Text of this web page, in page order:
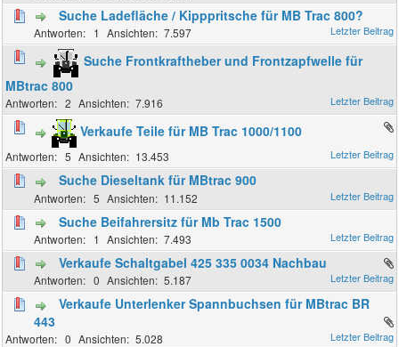
Suche Ladefläche / Kipppritsche für MB Trac 800?
1 7.597
Suche Frontkraftheber und Frontzapfwelle für
MBtrac 800
2 7.916
Verkaufe Teile für MB Trac 1000/1100
5 13.453
Suche Dieseltank für MBtrac 900
5 11.152
Suche Beifahrersitz für Mb Trac 1500
1 7.493
Verkaufe Schaltgabel 425 335 0034 Nachbau
0 5.187
Verkaufe Unterlenker Spannbuchsen für MBtrac BR
443
0 5.028